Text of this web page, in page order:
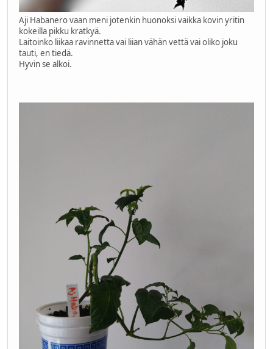
Aji Habanero vaan meni jotenkin huonoksi vaikka kovin yritin
kokeilla pikku kratkyä.
Laitoinko liikaa ravinnetta vai liian vähän vettä vai oliko joku
tauti, en tiedä.
Hyvin se alkoi.